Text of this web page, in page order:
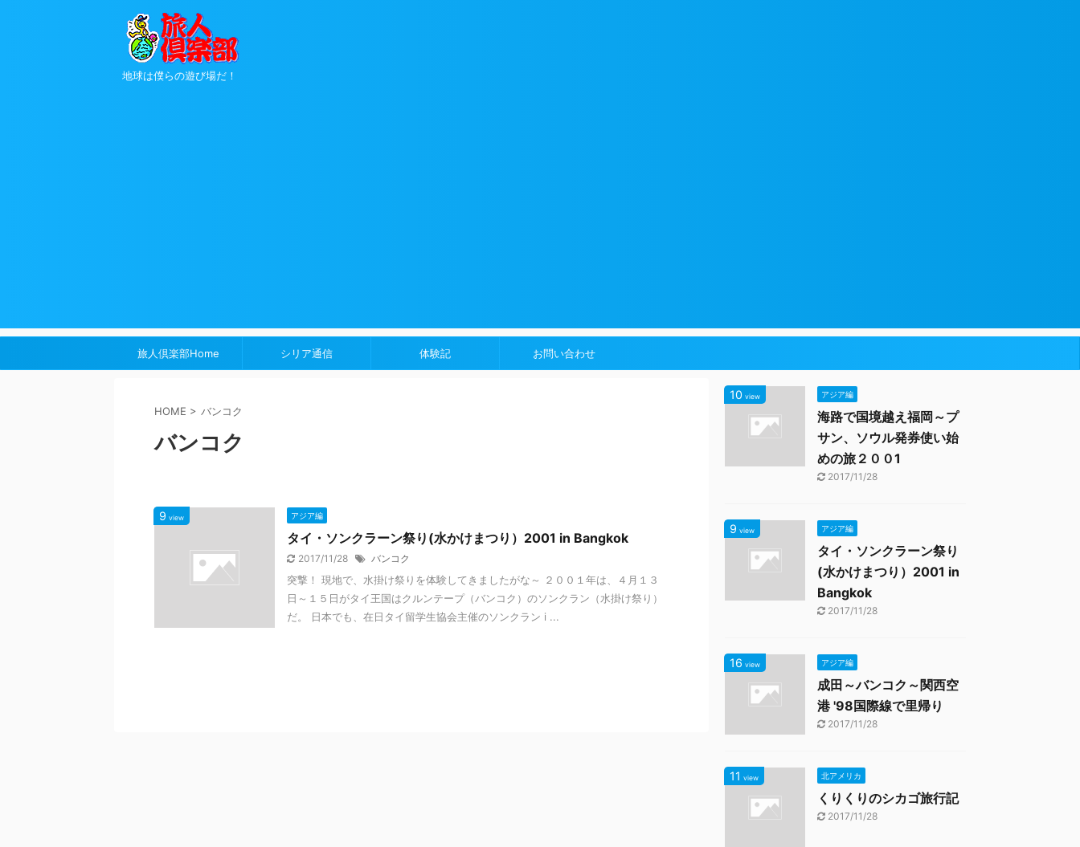
地球は僕らの遊び場だ！
旅人倶楽部Home シリア通信 体験記 お問い合わせ
HOME > バンコク
バンコク
9 view アジア編
タイ・ソンクラーン祭り(水かけまつり）2001 in Bangkok
2017/11/28 バンコク
突撃！ 現地で、水掛け祭りを体験してきましたがな～ ２００１年は、４月１３
日～１５日がタイ王国はクルンテープ（バンコク）のソンクラン（水掛け祭り）
だ。 日本でも、在日タイ留学生協会主催のソンクラン i ...
10 view アジア編
海路で国境越え福岡～プ
サン、ソウル発券使い始
めの旅２００1
2017/11/28
9 view アジア編
タイ・ソンクラーン祭り
(水かけまつり）2001 in
Bangkok
2017/11/28
16 view アジア編
成田～バンコク～関西空
港 '98国際線で里帰り
2017/11/28
11 view 北アメリカ
くりくりのシカゴ旅行記
2017/11/28